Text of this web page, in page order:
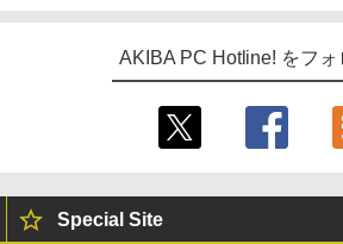
AKIBA PC Hotline! をフォ
Special Site